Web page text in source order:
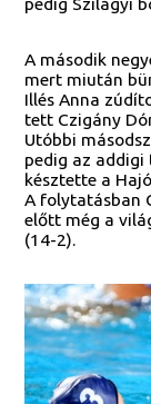
A második
mert miután
Illés Anna
tett Czigány
Utóbbi
pedig az
késztette a
A folytatásban
előtt még a
(14-2).